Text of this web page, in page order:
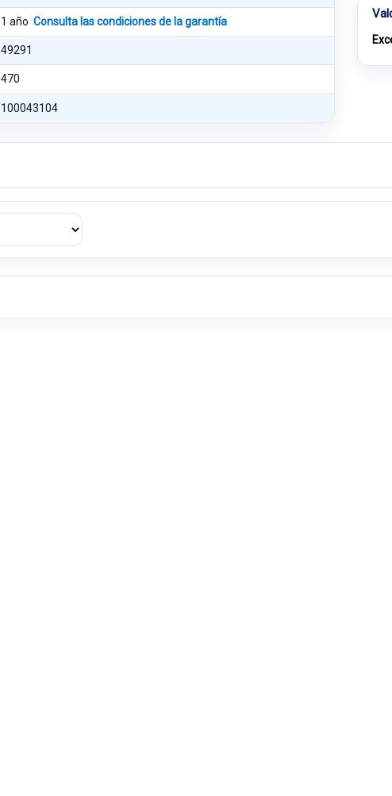
1 añoConsulta las condiciones de la garantía
49291
470
100043104